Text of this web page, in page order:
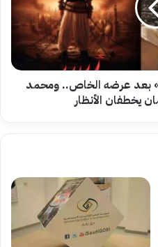
بعد عرضه الخاص.. ومحمد
يخطفان الأنظار